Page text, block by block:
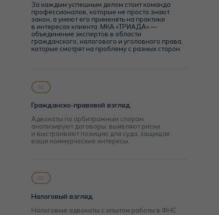
За каждым успешным делом стоит команда
профессионалов, которые не просто знают
закон, а умеют его применять на практике
в интересах клиента. МКА «ТРИАДА» —
объединение экспертов в области
гражданского, налогового и уголовного права,
которые смотрят на проблему с разных сторон.
Адвокаты по арбитражным спорам
анализируют договоры, выявляют риски
и выстраивают позицию для суда, защищая
ваши коммерческие интересы.
Гражданско-правовой взгляд
Налоговый взгляд
Налоговые адвокаты с опытом работы в ФНС